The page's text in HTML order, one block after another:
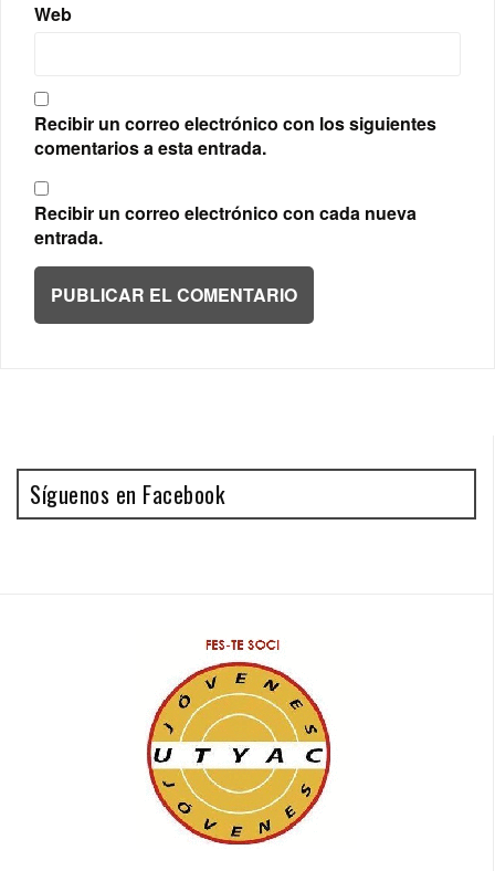
Web
Recibir un correo electrónico con los siguientes
comentarios a esta entrada.
Recibir un correo electrónico con cada nueva
entrada.
Síguenos en Facebook